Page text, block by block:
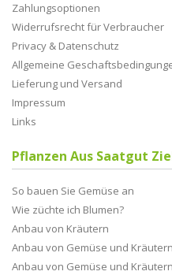
Zahlungsoptionen
Widerrufsrecht für Verbraucher
Privacy & Datenschutz
Allgemeine
Lieferung und Versand
Impressum
Links
Pflanzen Aus Saatgut
So bauen Sie Gemüse an
Wie züchte ich Blumen?
Anbau von Kräutern
Anbau von Gemüse und
Anbau von Gemüse und